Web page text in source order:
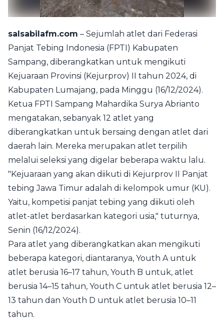
salsabilafm.com – Sejumlah atlet dari Federasi
Panjat Tebing Indonesia (FPTI) Kabupaten
Sampang, diberangkatkan untuk mengikuti
Kejuaraan Provinsi (Kejurprov) II tahun 2024, di
Kabupaten Lumajang, pada Minggu (16/12/2024).
Ketua FPTI Sampang Mahardika Surya Abrianto
mengatakan, sebanyak 12 atlet yang
diberangkatkan untuk bersaing dengan atlet dari
daerah lain. Mereka merupakan atlet terpilih
melalui seleksi yang digelar beberapa waktu lalu.
"Kejuaraan yang akan diikuti di Kejurprov II Panjat
tebing Jawa Timur adalah di kelompok umur (KU).
Yaitu, kompetisi panjat tebing yang diikuti oleh
atlet-atlet berdasarkan kategori usia," tuturnya,
Senin (16/12/2024).
Para atlet yang diberangkatkan akan mengikuti
beberapa kategori, diantaranya, Youth A untuk
atlet berusia 16–17 tahun, Youth B untuk, atlet
berusia 14–15 tahun, Youth C untuk atlet berusia 12–
13 tahun dan Youth D untuk atlet berusia 10–11
tahun.